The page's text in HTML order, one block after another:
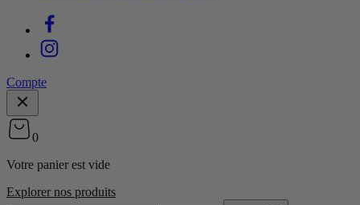
Compte
0
Votre panier est vide
Explorer nos produits